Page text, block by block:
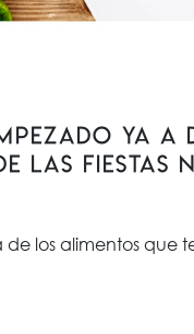
ya
las fiestas
de los alimentos que